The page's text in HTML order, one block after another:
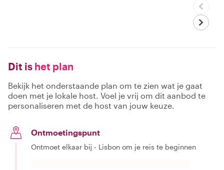
Dit is het plan
Bekijk het onderstaande plan om te zien wat je gaat
doen met je lokale host. Voel je vrij om dit aanbod te
personaliseren met de host van jouw keuze.
Ontmoetingspunt
Ontmoet elkaar bij - Lisbon om je reis te beginnen